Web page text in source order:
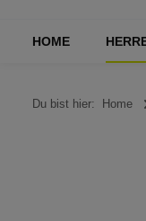
HOME
Du bist hier: Home